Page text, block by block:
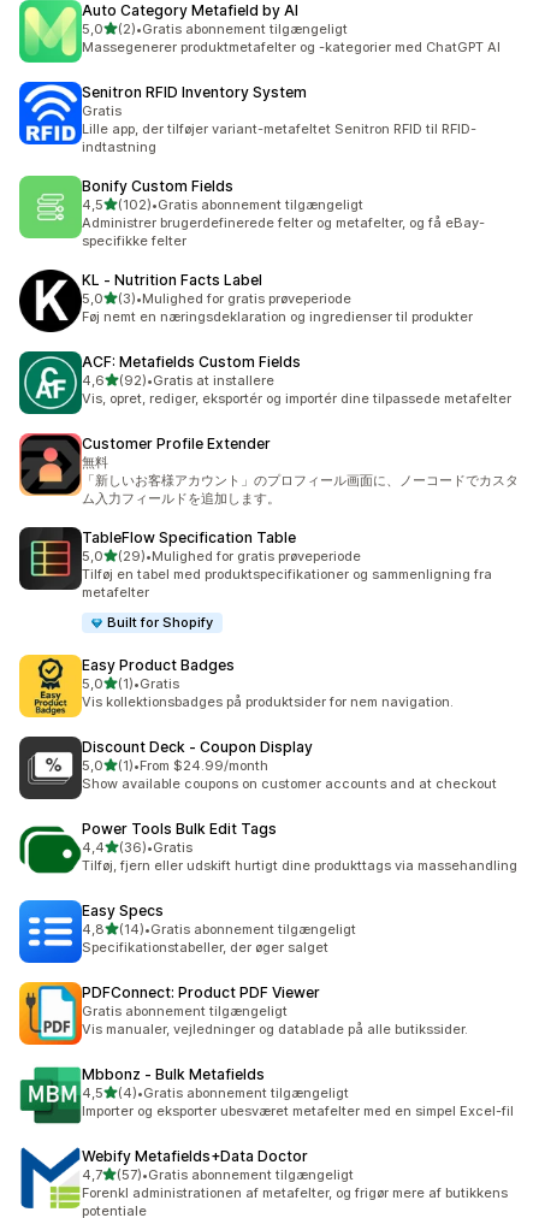
Auto Category Metafield by AI
5,0ud af 5 stjerner
(2)
2 anmeldelser i alt
•Gratis abonnement tilgængeligt
Massegenerer produktmetafelter og -kategorier med ChatGPT AI
Senitron RFID Inventory System
Gratis
Lille app, der tilføjer variant-metafeltet Senitron RFID til RFID-
indtastning
Bonify Custom Fields
4,5ud af 5 stjerner
(102)
102 anmeldelser i alt
•Gratis abonnement tilgængeligt
Administrer brugerdefinerede felter og metafelter, og få eBay-
specifikke felter
KL ‑ Nutrition Facts Label
5,0ud af 5 stjerner
(3)
3 anmeldelser i alt
•Mulighed for gratis prøveperiode
Føj nemt en næringsdeklaration og ingredienser til produkter
ACF: Metafields Custom Fields
4,6ud af 5 stjerner
(92)
92 anmeldelser i alt
•Gratis at installere
Vis, opret, rediger, eksportér og importér dine tilpassede metafelter
Customer Profile Extender
無料
「新しいお客様アカウント」のプロフィール画面に、ノーコードでカスタ
ム入力フィールドを追加します。
TableFlow Specification Table
5,0ud af 5 stjerner
(29)
29 anmeldelser i alt
•Mulighed for gratis prøveperiode
Tilføj en tabel med produktspecifikationer og sammenligning fra
metafelter
Built for Shopify
Easy Product Badges
5,0ud af 5 stjerner
(1)
1 anmeldelser i alt
•Gratis
Vis kollektionsbadges på produktsider for nem navigation.
Discount Deck ‑ Coupon Display
5,0ud af 5 stjerner
(1)
1 anmeldelser i alt
•From $24.99/month
Show available coupons on customer accounts and at checkout
Power Tools Bulk Edit Tags
4,4ud af 5 stjerner
(36)
36 anmeldelser i alt
•Gratis
Tilføj, fjern eller udskift hurtigt dine produkttags via massehandling
Easy Specs
4,8ud af 5 stjerner
(14)
14 anmeldelser i alt
•Gratis abonnement tilgængeligt
Specifikationstabeller, der øger salget
PDFConnect: Product PDF Viewer
Gratis abonnement tilgængeligt
Vis manualer, vejledninger og datablade på alle butikssider.
Mbbonz ‑ Bulk Metafields
4,5ud af 5 stjerner
(4)
4 anmeldelser i alt
•Gratis abonnement tilgængeligt
Importer og eksporter ubesværet metafelter med en simpel Excel-fil
Webify Metafields+Data Doctor
4,7ud af 5 stjerner
(57)
57 anmeldelser i alt
•Gratis abonnement tilgængeligt
Forenkl administrationen af metafelter, og frigør mere af butikkens
potentiale